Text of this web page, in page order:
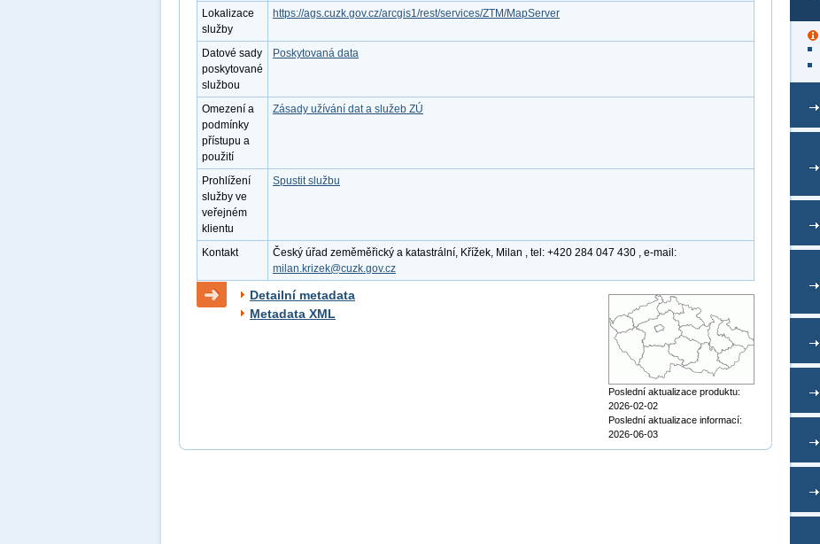
Lokalizace
služby
https://ags.cuzk.gov.cz/arcgis1/rest/services/ZTM/MapServer
Datové sady
poskytované
službou
Poskytovaná data
Omezení a
podmínky
přístupu a
použití
Zásady užívání dat a služeb ZÚ
Prohlížení
služby ve
veřejném
klientu
Spustit službu
Kontakt
Český úřad zeměměřický a katastrální, Křížek, Milan , tel: +420 284 047 430 , e-mail:
milan.krizek@cuzk.gov.cz
Detailní metadata
Metadata XML
Poslední aktualizace produktu:
2026-02-02
Poslední aktualizace informací:
2026-06-03